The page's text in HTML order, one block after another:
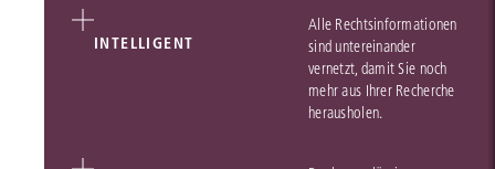
INTELLIGENT
Alle Rechtsinformationen
sind untereinander
vernetzt, damit Sie noch
mehr aus Ihrer Recherche
herausholen.